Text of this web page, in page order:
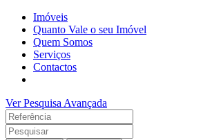
Imóveis
Quanto Vale o seu Imóvel
Quem Somos
Serviços
Contactos
Ver Pesquisa Avançada